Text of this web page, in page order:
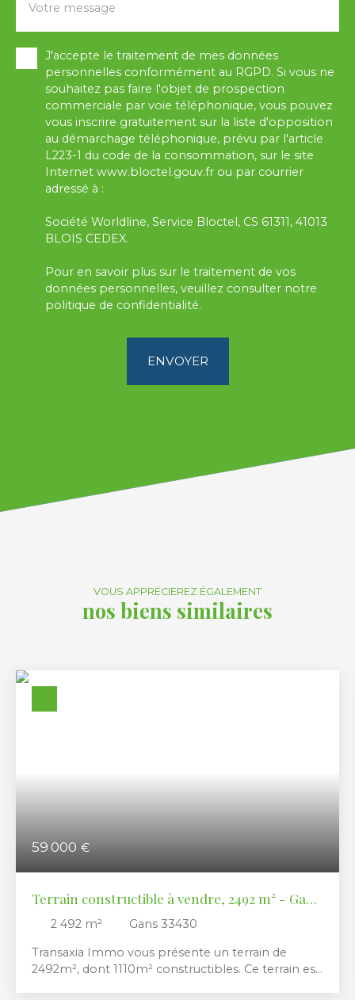
Votre message
J'accepte le traitement de mes données
personnelles conformément au RGPD. Si vous ne
souhaitez pas faire l'objet de prospection
commerciale par voie téléphonique, vous pouvez
vous inscrire gratuitement sur la liste d'opposition
au démarchage téléphonique, prévu par l'article
L223-1 du code de la consommation, sur le site
Internet www.bloctel.gouv.fr ou par courrier
adressé à :
Société Worldline, Service Bloctel, CS 61311, 41013
BLOIS CEDEX.
Pour en savoir plus sur le traitement de vos
données personnelles, veuillez consulter notre
politique de confidentialité.
ENVOYER
VOUS APPRÉCIEREZ ÉGALEMENT
nos biens similaires
59 000 €
Terrain constructible à vendre, 2492 m² - Gans
33430
2 492 m²
Gans 33430
Transaxia Immo vous présente un terrain de
2492m², dont 1110m² constructibles. Ce terrain est